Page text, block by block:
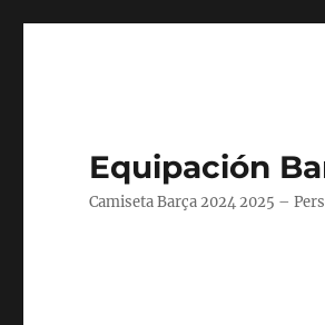
Equipación
Camiseta Barça 2024 2025 –